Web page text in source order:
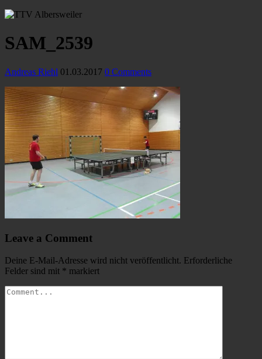
SAM_2539
Andreas Riehl 01.03.2017 0 Comments
Leave a Comment
Deine E-Mail-Adresse wird nicht veröffentlicht. Erforderliche
Felder sind mit * markiert